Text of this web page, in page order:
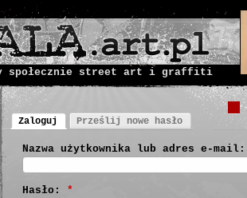
społecznie street art i graffiti
Zaloguj Prześlij nowe hasło
Nazwa użytkownika lub adres e-mail:
Hasło: *